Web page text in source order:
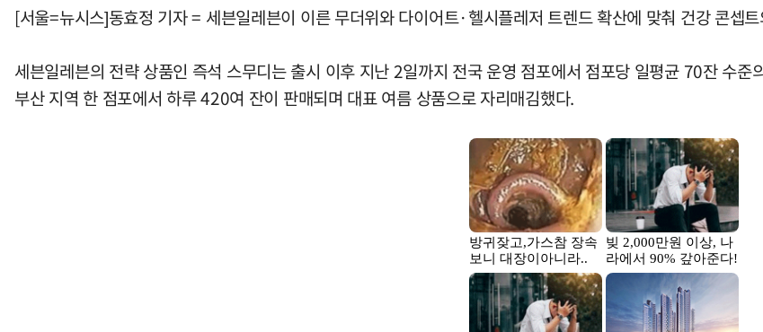
[서울=뉴시스]동효정 기자 = 세븐일레븐이 이른 무더위와 다이어트·헬시플레저 트렌드 확산에 맞춰 건강 콘셉
세븐일레븐의 전략 상품인 즉석 스무디는 출시 이후 지난 2일까지 전국 운영 점포에서 점포당 일평균 70잔 수
부산 지역 한 점포에서 하루 420여 잔이 판매되며 대표 여름 상품으로 자리매김했다.